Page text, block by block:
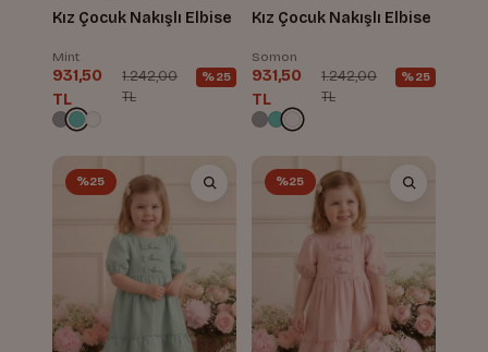
Kız Çocuk Nakışlı Elbise
Mint
931,50
TL
1.242,00
TL
%25
Kız Çocuk Nakışlı Elbise
Somon
931,50
TL
1.242,00
TL
%25
%25 %25